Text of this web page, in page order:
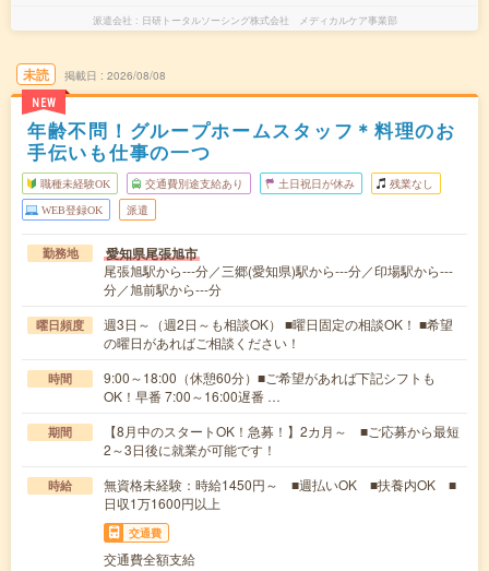
派遣会社 日研トータルソーシング株式会社 メディカルケア事業部
未読
NEW
掲載日 2026/08/08
年齢不問！グループホームスタッフ＊料理のお
手伝いも仕事の一つ
職種未経験OK 交通費別途支給あり 土日祝日が休み 残業なし
WEB登録OK 派遣
勤務地 愛知県尾張旭市
尾張旭駅から---分／三郷(愛知県)駅から---分／印場駅から---
分／旭前駅から---分
曜日頻度
週3日～（週2日～も相談OK） ■曜日固定の相談OK！ ■希望
の曜日があればご相談ください！
時間
9:00～18:00（休憩60分）■ご希望があれば下記シフトも
OK！早番 7:00～16:00遅番 …
期間
【8月中のスタートOK！急募！】2カ月～ ■ご応募から最短
2～3日後に就業が可能です！
時給
無資格未経験：時給1450円～ ■週払いOK ■扶養内OK ■
日収1万1600円以上
交通費
交通費全額支給